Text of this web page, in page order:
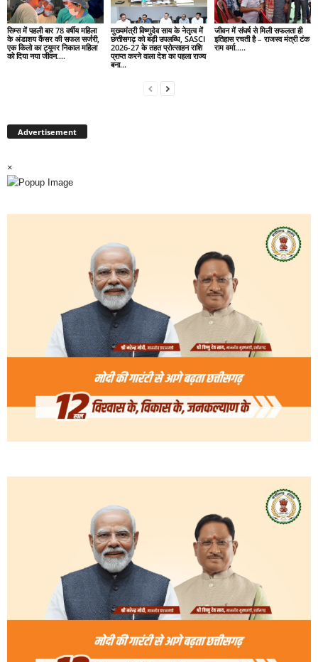
सिम्स में पहली बार 78 वर्षीय महिला
के अंडाशय कैंसर की सफल सर्जरी,
एक किलो का ट्यूमर निकाल महिला
को दिया नया जीवन….
मुख्यमंत्री विष्णुदेव साय के नेतृत्व में
छत्तीसगढ़ को बड़ी उपलब्धि, SASCI
2026-27 के तहत प्रोत्साहन राशि
प्राप्त करने वाला देश का पहला राज्य
बना...
जीवन में संघर्ष से मिली सफलता ही
इतिहास रचती है – राजस्व मंत्री टंक
राम वर्मा…..
Advertisement
×